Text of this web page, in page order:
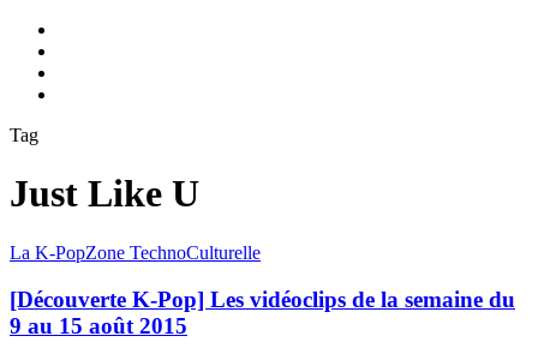
Tag
Just Like U
[Découverte
Pop]
Les
vidéoclips
La K-PopZone TechnoCulturelle
[Découverte K-Pop] Les vidéoclips de la semaine du
9 au 15 août 2015